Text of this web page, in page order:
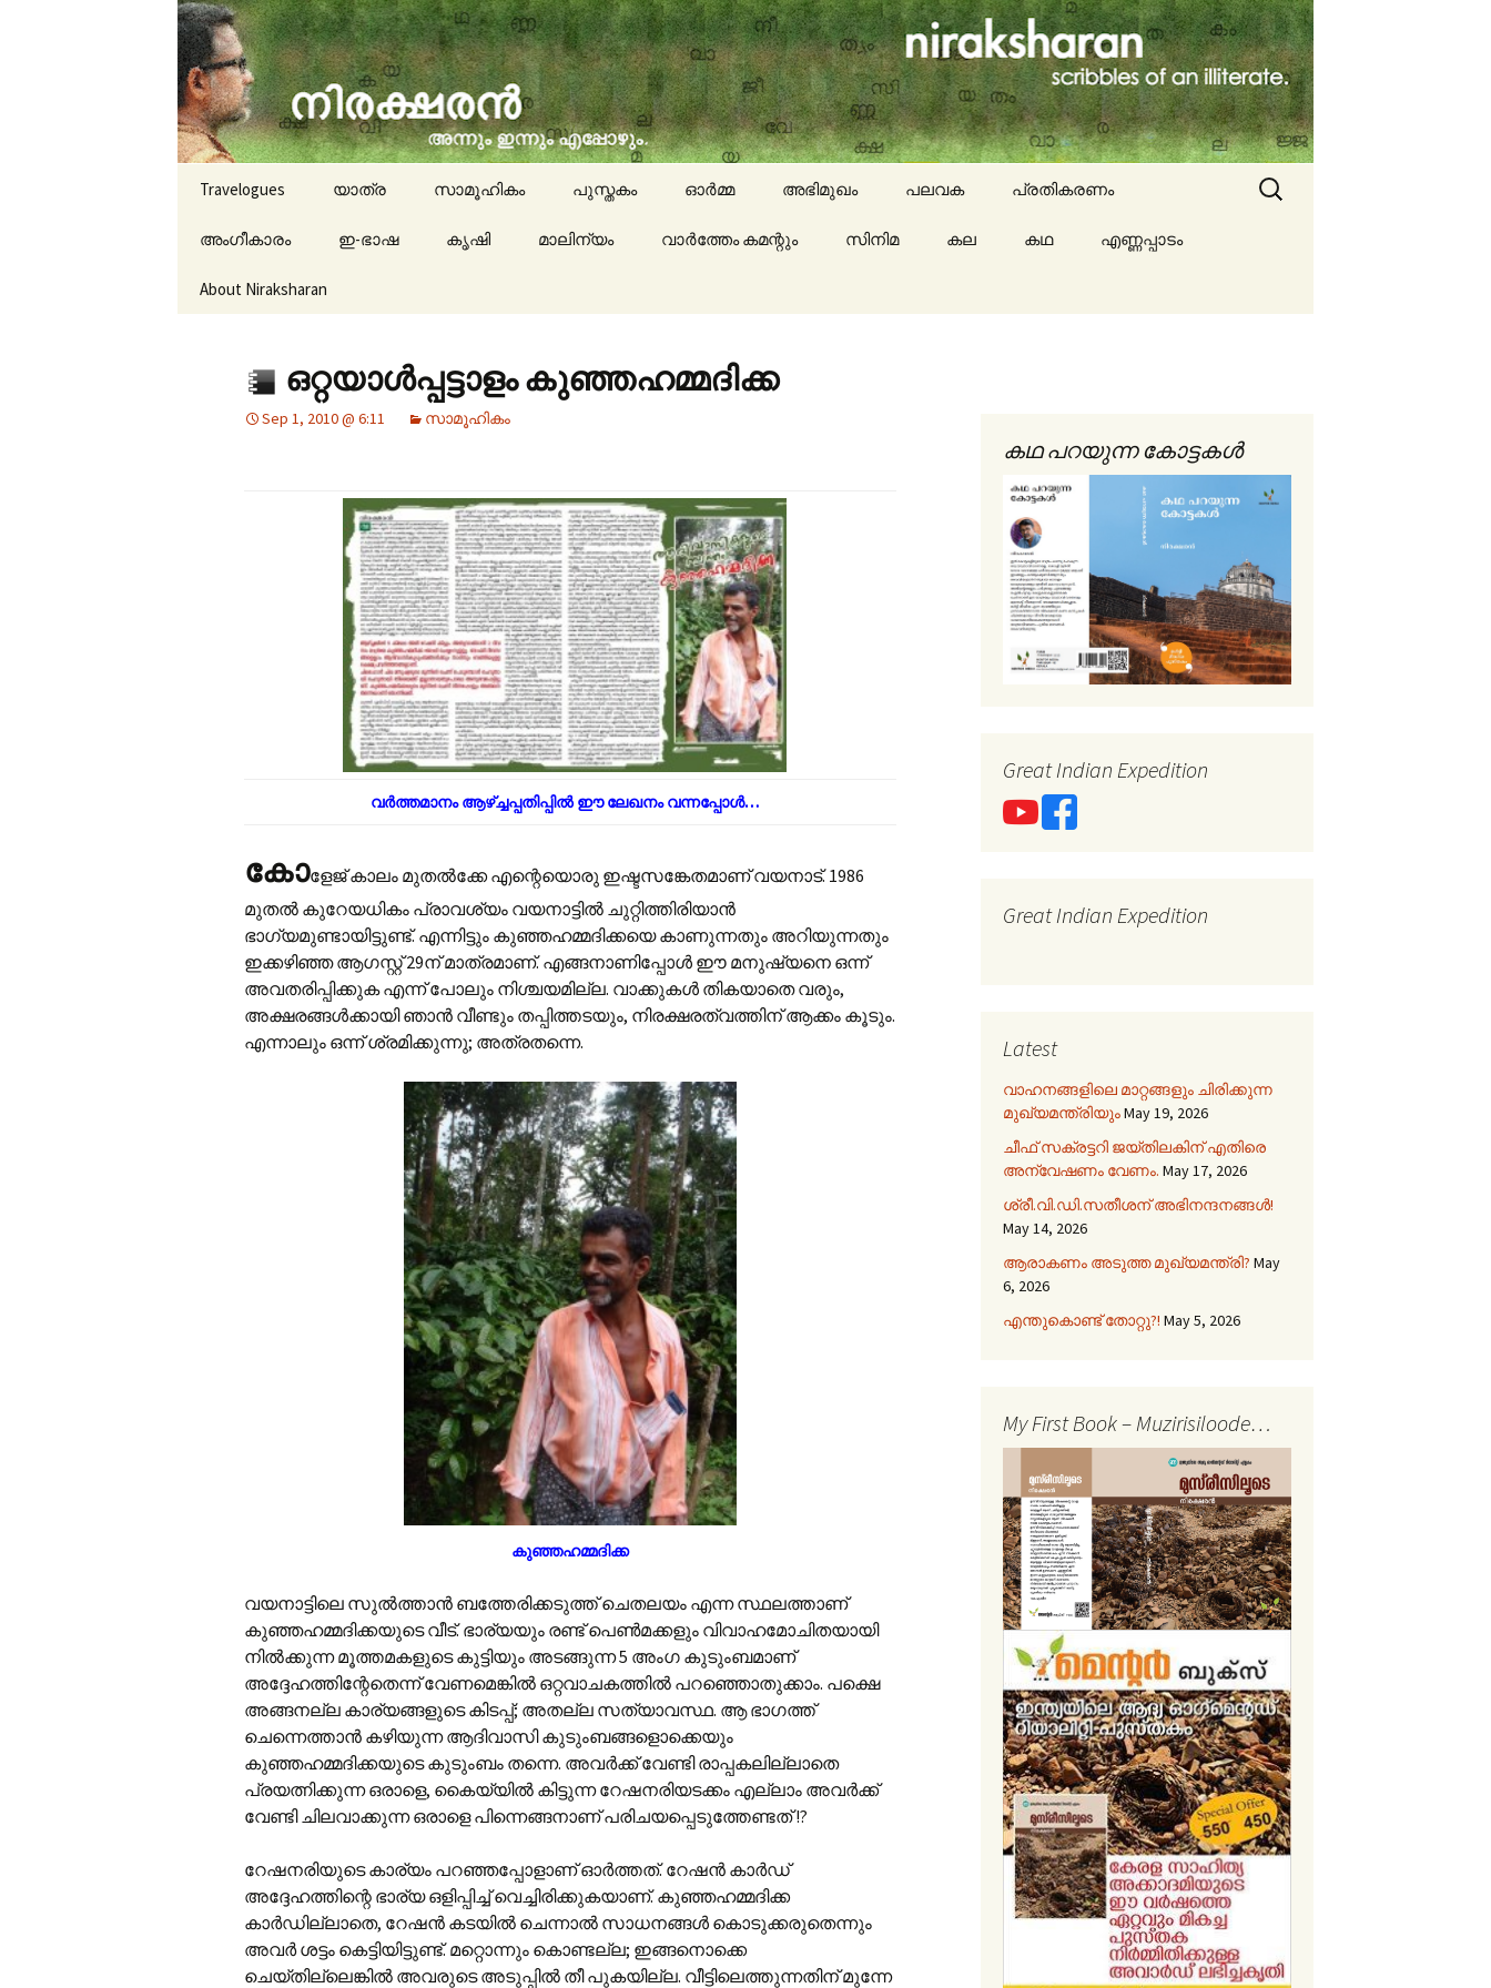
niraksharan (നിരക്ഷരൻ)
travelogues, book reviews, social issues, cinema, memories & lot more…
Skip to content
Travelogues യാത്ര സാമൂഹികം പുസ്തകം ഓർമ്മ അഭിമുഖം പലവക
കായികം
പ്രതികരണം
അംഗീകാരം ഇ-ഭാഷ കൃഷി മാലിന്യം വാർത്തേം കമന്റും സിനിമ കല കഥ എണ്ണപ്പാടം
About Niraksharan
Search
for:
ഒറ്റയാള്‍പ്പട്ടാളം കുഞ്ഞഹമ്മദിക്ക
Sep 1, 2010 @ 6:11 സാമൂഹികം
വർത്തമാനം ആഴ്ച്ചപ്പതിപ്പിൽ ഈ ലേഖനം വന്നപ്പോൾ…
കോളേജ് കാലം മുതല്‍ക്കേ എന്റെയൊരു ഇഷ്ടസങ്കേതമാണ് വയനാട്. 1986
മുതല്‍ കുറേയധികം പ്രാവശ്യം വയനാട്ടില്‍ ചുറ്റിത്തിരിയാന്‍
ഭാഗ്യമുണ്ടായിട്ടുണ്ട്. എന്നിട്ടും കുഞ്ഞഹമ്മദിക്കയെ കാണുന്നതും അറിയുന്നതും
ഇക്കഴിഞ്ഞ ആഗസ്റ്റ് 29ന് മാത്രമാണ്. എങ്ങനാണിപ്പോള്‍ ഈ മനുഷ്യനെ ഒന്ന്
അവതരിപ്പിക്കുക എന്ന് പോലും നിശ്ചയമില്ല. വാക്കുകള്‍ തികയാതെ വരും,
അക്ഷരങ്ങള്‍ക്കായി ഞാന്‍ വീണ്ടും തപ്പിത്തടയും, നിരക്ഷരത്വത്തിന് ആക്കം കൂടും.
എന്നാലും ഒന്ന് ശ്രമിക്കുന്നു; അത്രതന്നെ.
കുഞ്ഞഹമ്മദിക്ക
വയനാട്ടിലെ സുല്‍ത്താന്‍ ബത്തേരിക്കടുത്ത് ചെതലയം എന്ന സ്ഥലത്താണ്
കുഞ്ഞഹമ്മദിക്കയുടെ വീട്. ഭാര്യയും രണ്ട് പെണ്‍മക്കളും വിവാഹമോചിതയായി
നില്‍ക്കുന്ന മൂത്തമകളുടെ കുട്ടിയും അടങ്ങുന്ന 5 അംഗ കുടുംബമാണ്
അദ്ദേഹത്തിന്റേതെന്ന് വേണമെങ്കില്‍ ഒറ്റവാചകത്തില്‍ പറഞ്ഞൊതുക്കാം. പക്ഷെ
അങ്ങനല്ല കാര്യങ്ങളുടെ കിടപ്പ്; അതല്ല സത്യാവസ്ഥ. ആ ഭാഗത്ത്
ചെന്നെത്താന്‍ കഴിയുന്ന ആദിവാസി കുടുംബങ്ങളൊക്കെയും
കുഞ്ഞഹമ്മദിക്കയുടെ കുടുംബം തന്നെ. അവര്‍ക്ക് വേണ്ടി രാപ്പകലില്ലാതെ
പ്രയത്നിക്കുന്ന ഒരാളെ, കൈയ്യില്‍ കിട്ടുന്ന റേഷനരിയടക്കം എല്ലാം അവര്‍ക്ക്
വേണ്ടി ചിലവാക്കുന്ന ഒരാളെ പിന്നെങ്ങനാണ് പരിചയപ്പെടുത്തേണ്ടത് !?
റേഷനരിയുടെ കാര്യം പറഞ്ഞപ്പോളാണ് ഓര്‍ത്തത്. റേഷന്‍ കാര്‍ഡ്
അദ്ദേഹത്തിന്റെ ഭാര്യ ഒളിപ്പിച്ച് വെച്ചിരിക്കുകയാണ്. കുഞ്ഞഹമ്മദിക്ക
കാര്‍ഡില്ലാതെ, റേഷന്‍ കടയില്‍ ചെന്നാല്‍ സാധനങ്ങള്‍ കൊടുക്കരുതെന്നും
അവര്‍ ശട്ടം കെട്ടിയിട്ടുണ്ട്. മറ്റൊന്നും കൊണ്ടല്ല; ഇങ്ങനൊക്കെ
ചെയ്തില്ലെങ്കില്‍ അവരുടെ അടുപ്പില്‍ തീ പുകയില്ല. വീട്ടിലെത്തുന്നതിന് മുന്നേ
കഥ പറയുന്ന കോട്ടകൾ
Great Indian Expedition
Great Indian Expedition
Latest
വാഹനങ്ങളിലെ മാറ്റങ്ങളും ചിരിക്കുന്ന
മുഖ്യമന്ത്രിയുംMay 19, 2026
ചീഫ് സക്രട്ടറി ജയ്തിലകിന് എതിരെ
അന്വേഷണം വേണം. May 17, 2026
ശ്രീ.വി.ഡി.സതീശന് അഭിനന്ദനങ്ങൾ!
May 14, 2026
ആരാകണം അടുത്ത മുഖ്യമന്ത്രി? May
6, 2026
എന്തുകൊണ്ട് തോറ്റു?! May 5, 2026
My First Book – Muzirisiloode…